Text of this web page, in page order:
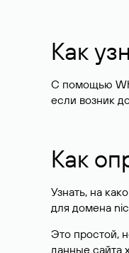
Как
С помощью
если возник
Как
Узнать, на
для домена
Это простой,
данные сайта